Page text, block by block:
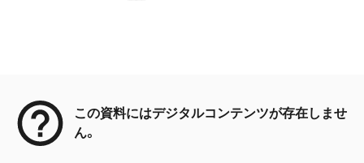
この資料にはデジタルコンテンツが存在しませ
ん。